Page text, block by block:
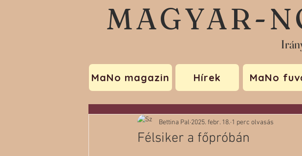
MAGYAR-
MaNo magazin Hírek MaNo
Félsiker a főpróbán
Bettina Pal 2025. febr. 18. 1 perc olvasás